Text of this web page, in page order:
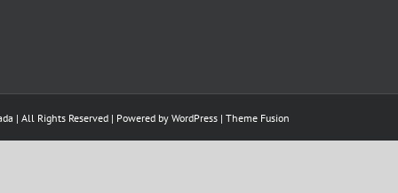
| All Rights Reserved | Powered by WordPress | Theme Fusion